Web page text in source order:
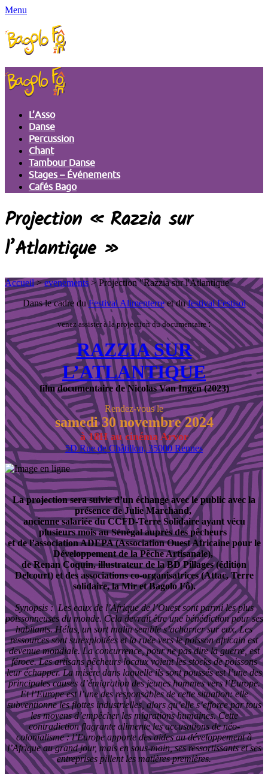
Menu
L’Asso
Danse
Percussion
Chant
Tambour Danse
Stages – Événements
Cafés Bago
Projection « Razzia sur
l’Atlantique »
Accueil>evenements> Projection "Razzia sur l'Atlantique"
Dans le cadre duFestival Alimenterreet dufestival Festisol
venez assister à la projection du documentaire:
RAZZIA SUR
L’ATLANTIQUE
film documentaire de Nicolas Van Ingen (2023)
Rendez-vous le
samedi 30 novembre 2024
à 18H au cinéma Arvor
5D Rue de Châtillon, 35000 Rennes
La projection sera suivie d’un échange avec le public avec la
présence de Julie Marchand,
ancienne salariée du CCFD-Terre Solidaire ayant vécu
plusieurs mois au Sénégal auprès des pêcheurs
et de l’association ADEPA (Association Ouest Africaine pour le
Développement de la Pêche Artisanale),
de Renan Coquin, illustrateur de la BD Pillages (édition
Delcourt) et des associations co-organisatrices (Attac, Terre
solidaire, la Mir et Bagolo Fô).
Synopsis : Les eaux de l’Afrique de l’Ouest sont parmi les plus
poissonneuses du monde. Cela devrait être une bénédiction pour ses
habitants. Hélas, un sort malin semble s’acharner sur eux. Les
ressources sont surexploitées et la ruée vers le poisson africain est
devenue mondiale. La concurrence, pour ne pas dire la guerre, est
féroce. Les artisans pêcheurs locaux voient les stocks de poissons
leur échapper. La misère dans laquelle ils sont poussés est l’une des
principales causes d’émigration des jeunes hommes vers l’Europe.
Et l’Europe est l’une des responsables de cette situation: elle
subventionne les flottes industrielles, alors qu’elle s’efforce par tous
les moyens d’empêcher les migrations humaines. Cette
contradiction flagrante alimente les accusations de néo-
colonialisme : l’Europe apporte des aides au développement à
l’Afrique au grand jour, mais en sous-main, ses ressortissants et ses
entreprises pillent les matières premières.